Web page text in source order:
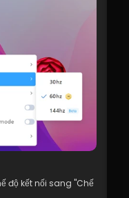
độ kết nối sang "Chế